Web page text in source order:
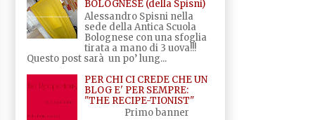
BOLOGNESE (della Spisni)
Alessandro Spisni nella
sede della Antica Scuola
Bolognese con una sfoglia
tirata a mano di 3 uova!!!
Questo post sarà un po’ lung...
PER CHI CI CREDE CHE UN
BLOG E' PER SEMPRE:
"THE RECIPE-TIONIST"
Primo banner